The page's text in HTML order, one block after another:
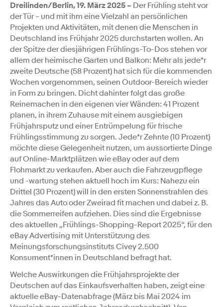
Dreilinden/Berlin, 19. März 2025 – Der Frühling steht vor
der Tür – und mit ihm eine Vielzahl an persönlichen
Projekten und Aktivitäten, mit denen die Menschen in
Deutschland ins Frühjahr 2025 durchstarten wollen. An
der Spitze der diesjährigen Frühlings-To-Dos stehen vor
allem der heimische Garten und Balkon: Mehr als jede*r
zweite Deutsche (58 Prozent) hat sich für die kommenden
Wochen vorgenommen, seinen Outdoor-Bereich wieder
in Form zu bringen. Dicht dahinter folgt das große
Reinemachen in den eigenen vier Wänden: 41 Prozent
planen, in ihrem Zuhause mit einem ausgiebigen
Frühjahrsputz und einer Entrümpelung für frische
Frühlingsstimmung zu sorgen. Jede*r Zehnte (10 Prozent)
möchte diese Gelegenheit nutzen, um aussortierte Dinge
auf Online-Marktplätzen wie eBay oder auf dem
Flohmarkt zu verkaufen. Aber auch die Fahrzeugpflege
und -wartung stehen aktuell hoch im Kurs: Nahezu ein
Drittel (30 Prozent) will in den ersten Sonnenstrahlen des
Jahres das Auto oder Zweirad fit machen und dabei z. B.
die Sommerreifen aufziehen. Dies sind die Ergebnisse
des aktuellen „Frühlings-Shopping-Report 2025“, für den
eBay Advertising mit Unterstützung des
Meinungsforschungsinstituts Civey 2.500
Konsument*innen in Deutschland befragt hat.
Welche Auswirkungen die Frühjahrsprojekte der
Deutschen auf das Einkaufsverhalten haben, zeigt eine
aktuelle eBay-Datenabfrage (März bis Mai 2024 im